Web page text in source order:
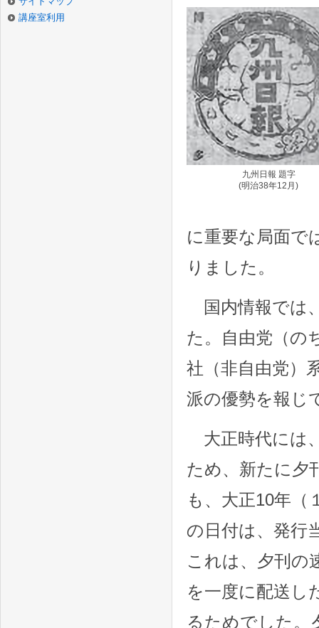
九州日報 題字
(明治38年12月)
に重要な局面で
りました。
国内情報では
た。自由党（の
社（非自由党）
派の優勢を報じ
大正時代には
ため、新たに夕
も、大正10年（
の日付は、発行
これは、夕刊の
を一度に配送し
るためでした。
講座室利用